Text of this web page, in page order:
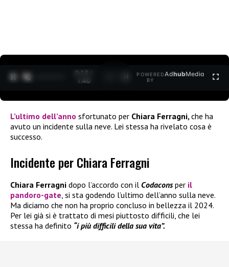
0:14 /
1:40
POWERED
BY
AdhubMedia
L’ultimo dell’anno sfortunato per Chiara Ferragni, che ha
avuto un incidente sulla neve. Lei stessa ha rivelato cosa è
successo.
Incidente per Chiara Ferragni
Chiara Ferragni dopo l’accordo con il Codaconsper il
pandoro-gate, si sta godendo l’ultimo dell’anno sulla neve.
Ma diciamo che non ha proprio concluso in bellezza il 2024.
Per lei già si è trattato di mesi piuttosto difficili, che lei
stessa ha definito “i più difficili della sua vita”.